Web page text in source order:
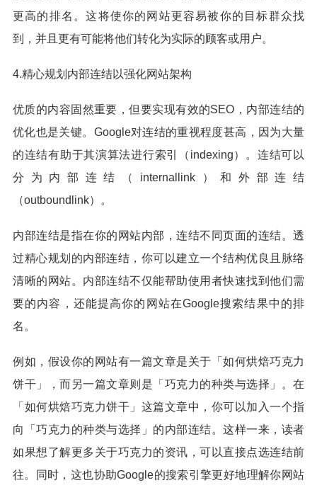
更高的排名。这将使你的网站更容易被你的目标群众找
到，并且更有可能将他们转化为实际的顾客或用户。
4.精心规划内部连结以强化网站架构
优质的内容固然重要，但要实现有效的SEO，内部连结的
优化也是关键。Google对连结的重视程度甚高，因为大量
的连结有助于其演算法进行索引（indexing）。连结可以
分为内部连结（internallink）和外部连结
（outboundlink）。
内部连结是指在你的网站内部，连结不同页面的连结。透
过精心规划的内部连结，你可以建立一个结构优良且脉络
清晰的网站。内部连结不仅能帮助使用者快速找到他们需
要的内容，还能提高你的网站在Google搜索结果中的排
名。
例如，假设你的网站有一篇文章是关于「如何烘焙巧克力
饼干」，而另一篇文章则是「巧克力的种类与选择」。在
「如何烘焙巧克力饼干」这篇文章中，你可以加入一个指
向「巧克力的种类与选择」的内部连结。这样一来，读者
如果想了解更多关于巧克力的资讯，可以直接点选连结前
往。同时，这也协助Google的搜索引擎更好地理解你网站